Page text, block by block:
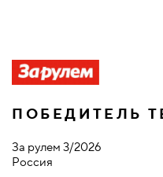
ПОБЕДИТЕЛЬ
За рулем 3/2026
Россия